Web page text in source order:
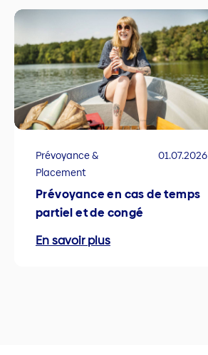
Prévoyance &
Placement
01.07.2026
Prévoyance en cas de temps
partiel et de congé
En savoir plus